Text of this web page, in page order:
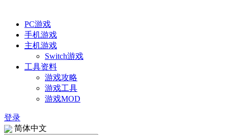
PC游戏
手机游戏
主机游戏
Switch游戏
工具资料
游戏攻略
游戏工具
游戏MOD
登录
简体中文